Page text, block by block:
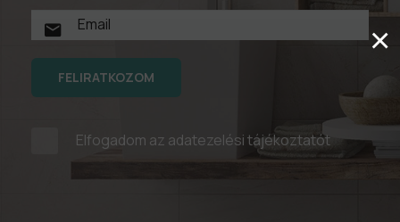
FELIRATKOZOM
Elfogadom az adatezelési tájékoztatót
×